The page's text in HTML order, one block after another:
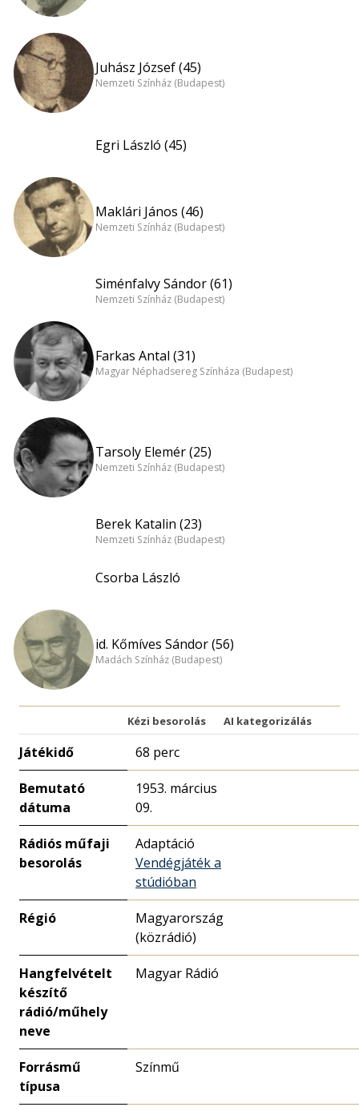
Juhász József (45)
Nemzeti Színház (Budapest)
Egri László (45)
Maklári János (46)
Nemzeti Színház (Budapest)
Siménfalvy Sándor (61)
Nemzeti Színház (Budapest)
Farkas Antal (31)
Magyar Néphadsereg Színháza (Budapest)
Tarsoly Elemér (25)
Nemzeti Színház (Budapest)
Berek Katalin (23)
Nemzeti Színház (Budapest)
Csorba László
id. Kőmíves Sándor (56)
Madách Színház (Budapest)
Kézi besorolás AI kategorizálás
Játékidő 68 perc
Bemutató
dátuma
1953. március
09.
Rádiós műfaji
besorolás
Adaptáció
Vendégjáték a
stúdióban
Régió
Magyarország
(közrádió)
Hangfelvételt
készítő
rádió/műhely
neve
Magyar Rádió
Forrásmű
típusa
Színmű